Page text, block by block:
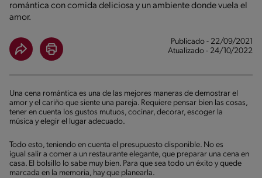
romántica con comida deliciosa y un ambiente donde vuela el
amor.
Publicado - 22/09/2021
Atualizado - 24/10/2022
Una cena romántica es una de las mejores maneras de demostrar el
amor y el cariño que siente una pareja. Requiere pensar bien las cosas,
tener en cuenta los gustos mutuos, cocinar, decorar, escoger la
música y elegir el lugar adecuado.
Todo esto, teniendo en cuenta el presupuesto disponible. No es
igual salir a comer a un restaurante elegante, que preparar una cena en
casa. El bolsillo lo sabe muy bien. Para que sea todo un éxito y quede
marcada en la memoria, hay que planearla.